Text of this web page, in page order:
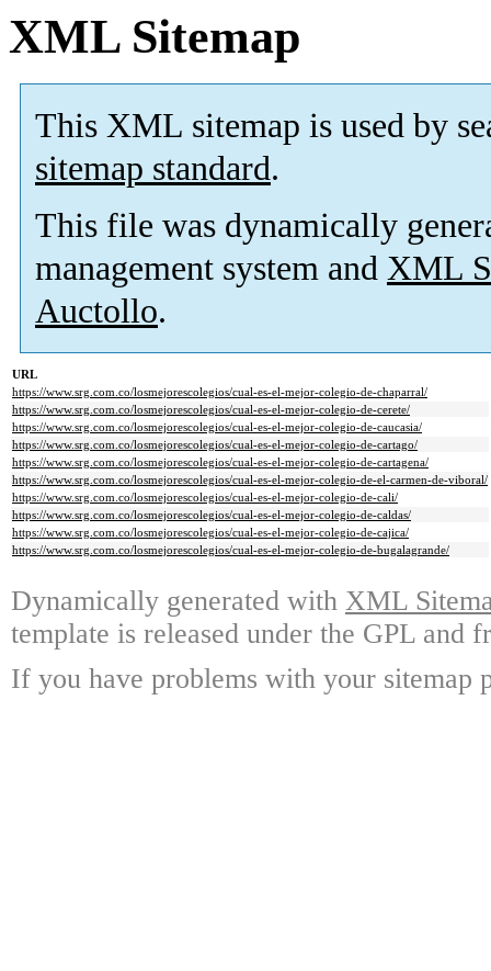
XML Sitemap
This XML sitemap is used by
sitemap standard.
This file was dynamically
management system and XML
Auctollo.
URL
https://www.srg.com.co/losmejorescolegios/cual-es-el-mejor-colegio-de-chaparral/
https://www.srg.com.co/losmejorescolegios/cual-es-el-mejor-colegio-de-cerete/
https://www.srg.com.co/losmejorescolegios/cual-es-el-mejor-colegio-de-caucasia/
https://www.srg.com.co/losmejorescolegios/cual-es-el-mejor-colegio-de-cartago/
https://www.srg.com.co/losmejorescolegios/cual-es-el-mejor-colegio-de-cartagena/
https://www.srg.com.co/losmejorescolegios/cual-es-el-mejor-colegio-de-el-carmen-de-viboral/
https://www.srg.com.co/losmejorescolegios/cual-es-el-mejor-colegio-de-cali/
https://www.srg.com.co/losmejorescolegios/cual-es-el-mejor-colegio-de-caldas/
https://www.srg.com.co/losmejorescolegios/cual-es-el-mejor-colegio-de-cajica/
https://www.srg.com.co/losmejorescolegios/cual-es-el-mejor-colegio-de-bugalagrande/
Dynamically generated with XML
template is released under the GPL and
If you have problems with your sitemap